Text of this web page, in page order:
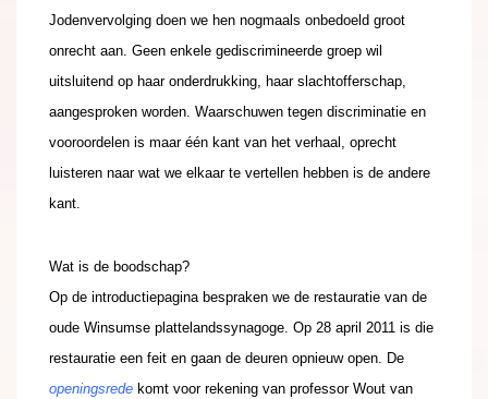
Jodenvervolging doen we hen nogmaals onbedoeld groot
onrecht aan. Geen enkele gediscrimineerde groep wil
uitsluitend op haar onderdrukking, haar slachtofferschap,
aangesproken worden. Waarschuwen tegen discriminatie en
vooroordelen is maar één kant van het verhaal, oprecht
luisteren naar wat we elkaar te vertellen hebben is de andere
kant.
Wat is de boodschap?
Op de introductiepagina bespraken we de restauratie van de
oude Winsumse plattelandssynagoge. Op 28 april 2011 is die
restauratie een feit en gaan de deuren opnieuw open. De
openingsrede komt voor rekening van professor Wout van